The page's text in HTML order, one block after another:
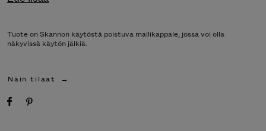
Tuote on Skannon käytöstä poistuva mallikappale, jossa voi olla
näkyvissä käytön jälkiä.
Näin tilaat